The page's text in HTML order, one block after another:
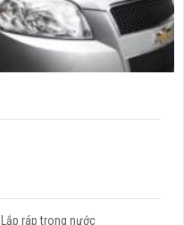
Lắp ráp trong nước